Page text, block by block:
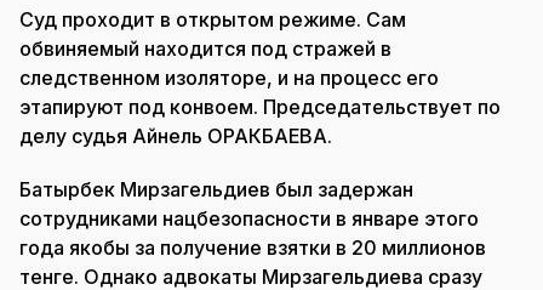
Суд проходит в открытом режиме. Сам
обвиняемый находится под стражей в
следственном изоляторе, и на процесс его
этапируют под конвоем. Председательствует по
делу судья Айнель ОРАКБАЕВА.
Батырбек Мирзагельдиев был задержан
сотрудниками нацбезопасности в январе этого
года якобы за получение взятки в 20 миллионов
тенге. Однако адвокаты Мирзагельдиева сразу